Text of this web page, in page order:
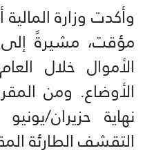
وأكدت وزارة
مؤقت، مشيرةً إلى
الأموال خلال
الأوضاع. ومن
نهاية حزيران/
التقشف الطارئة